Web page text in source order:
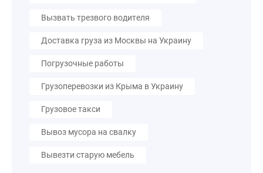
Вызвать трезвого водителя
Доставка груза из Москвы на Украину
Погрузочные работы
Грузоперевозки из Крыма в Украину
Грузовое такси
Вывоз мусора на свалку
Вывезти старую мебель